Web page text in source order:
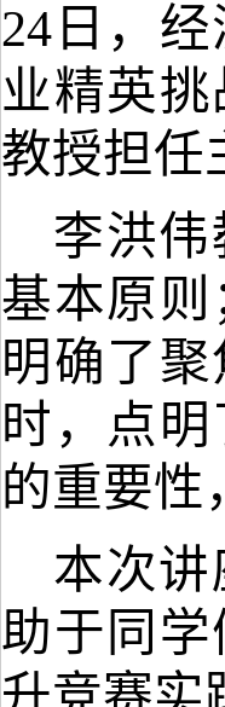
24 日，
业精英
教授担任
李洪伟
基本原则
明确了
时， 点
的重要性
本次讲
助于 同学